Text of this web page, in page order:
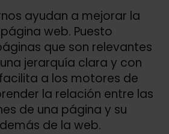
ayudan a mejorar la
web. Puesto
que son relevantes
jerarquía clara y con
a los motores de
la relación entre las
de una página y su
de la web.